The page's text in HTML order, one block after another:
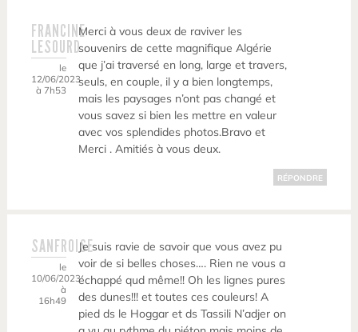
FRANCINE
LESOURD
le
12/06/2023
à 7h53
Merci à vous deux de raviver les
souvenirs de cette magnifique Algérie
que j’ai traversé en long, large et travers,
seuls, en couple, il y a bien longtemps,
mais les paysages n’ont pas changé et
vous savez si bien les mettre en valeur
avec vos splendides photos.Bravo et
Merci . Amitiés à vous deux.
RÉPONDRE
SANFROISE
le
10/06/2023
à
16h49
Je suis ravie de savoir que vous avez pu
voir de si belles choses…. Rien ne vous a
échappé qud même!! Oh les lignes pures
des dunes!!! et toutes ces couleurs! A
pied ds le Hoggar et ds Tassili N’adjer on